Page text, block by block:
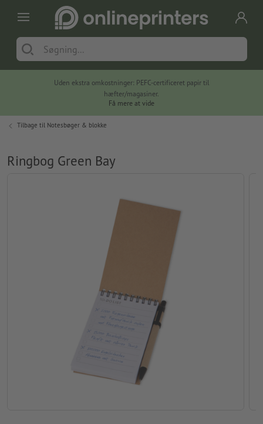
Uden ekstra omkostninger: PEFC-certificeret papir til
hæfter/magasiner.
Få mere at vide
Tilbage til Notesbøger & blokke
Ringbog Green Bay